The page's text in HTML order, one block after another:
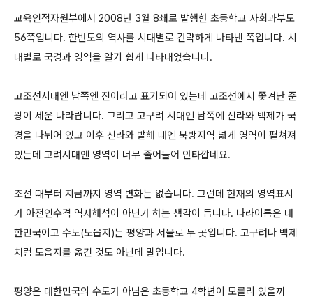
교육인적자원부에서 2008년 3월 8쇄로 발행한 초등학교 사회과부도
56쪽입니다. 한반도의 역사를 시대별로 간략하게 나타낸 쪽입니다. 시
대별로 국경과 영역을 알기 쉽게 나타내었습니다.
고조선시대엔 남쪽엔 진이라고 표기되어 있는데 고조선에서 쫓겨난 준
왕이 세운 나라랍니다. 그리고 고구려 시대엔 남쪽에 신라와 백제가 국
경을 나뉘어 있고 이후 신라와 발해 때엔 북방지역 넓게 영역이 펼쳐져
있는데 고려시대엔 영역이 너무 줄어들어 안타깝네요.
조선 때부터 지금까지 영역 변화는 없습니다. 그런데 현재의 영역표시
가 아전인수격 역사해석이 아닌가 하는 생각이 듭니다. 나라이름은 대
한민국이고 수도(도읍지)는 평양과 서울로 두 곳입니다. 고구려나 백제
처럼 도읍지를 옮긴 것도 아닌데 말입니다.
평양은 대한민국의 수도가 아님은 초등학교 4학년이 모를리 있을까